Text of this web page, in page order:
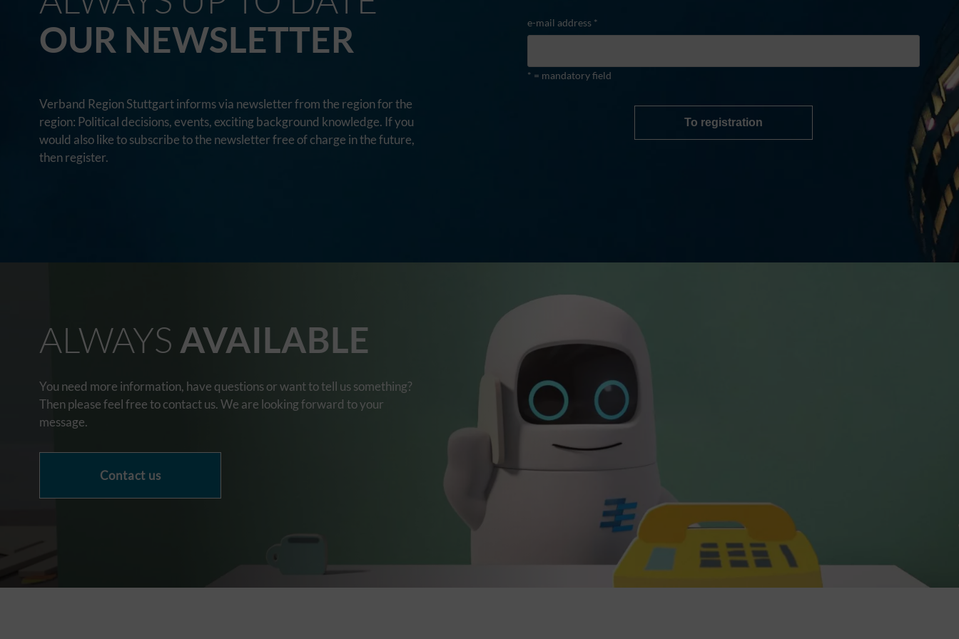
OUR NEWSLETTER
Verband Region Stuttgart informs via newsletter from the region for the
region: Political decisions, events, exciting background knowledge. If you
would also like to subscribe to the newsletter free of charge in the future,
then register.
e-mail address *
* = mandatory field
To registration
ALWAYS AVAILABLE
You need more information, have questions or want to tell us something?
Then please feel free to contact us. We are looking forward to your
message.
Contact us